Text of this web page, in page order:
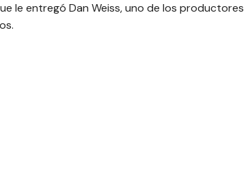
le entregó Dan Weiss, uno de los productores